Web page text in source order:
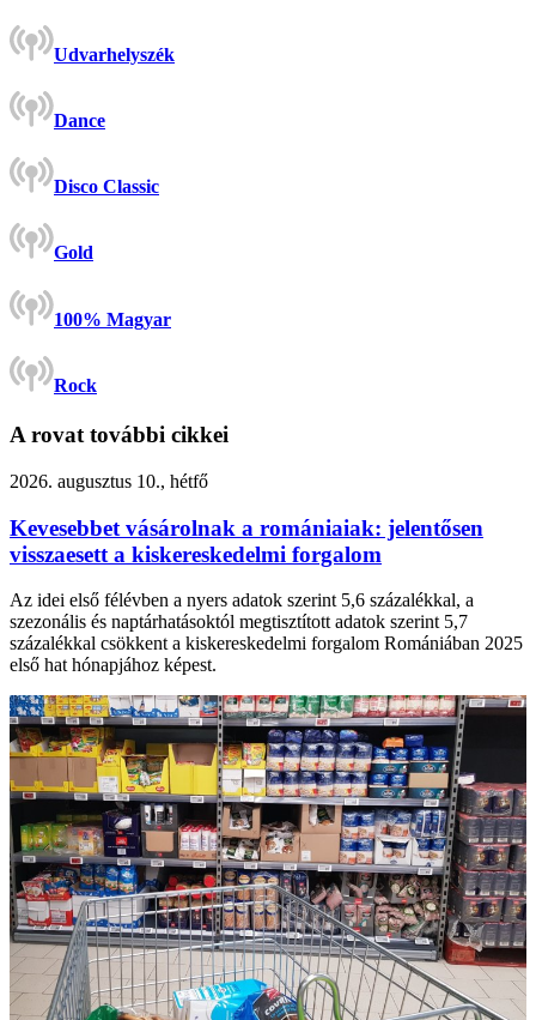
Udvarhelyszék
Dance
Disco Classic
Gold
100% Magyar
Rock
A rovat további cikkei
2026. augusztus 10., hétfő
Kevesebbet vásárolnak a romániaiak: jelentősen
visszaesett a kiskereskedelmi forgalom
Az idei első félévben a nyers adatok szerint 5,6 százalékkal, a
szezonális és naptárhatásoktól megtisztított adatok szerint 5,7
százalékkal csökkent a kiskereskedelmi forgalom Romániában 2025
első hat hónapjához képest.